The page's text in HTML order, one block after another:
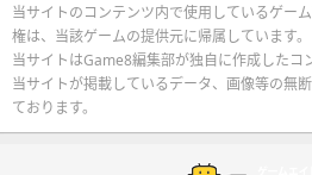
当サイトのコンテンツ内で使用しているゲー
権は、当該ゲームの提供元に帰属しています。
当サイトはGame8編集部が独自に作成したコ
当サイトが掲載しているデータ、画像等の無
ております。